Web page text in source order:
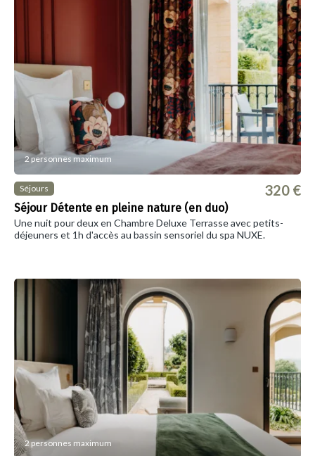
2 personnes maximum
Séjours
Séjour Détente en pleine nature (en duo)
320 €
Une nuit pour deux en Chambre Deluxe Terrasse avec petits-
déjeuners et 1h d'accès au bassin sensoriel du spa NUXE.
2 personnes maximum